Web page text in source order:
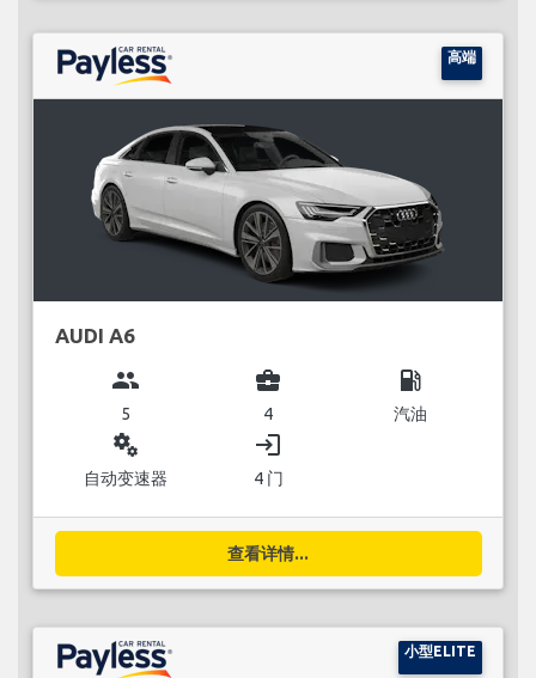
高端
AUDI A6
group
5
business_center
4
local_gas_station
汽油
miscellaneous_services
自动变速器
login
4 门
查看详情...
小型ELITE